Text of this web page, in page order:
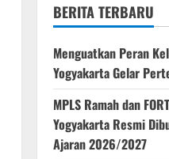
BERITA TERBARU
Menguatkan Peran
Yogyakarta Gelar
MPLS Ramah dan
Yogyakarta Resmi
Ajaran 2026/2027